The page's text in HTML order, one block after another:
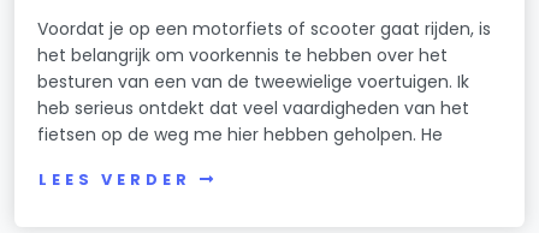
Voordat je op een motorfiets of scooter gaat rijden, is
het belangrijk om voorkennis te hebben over het
besturen van een van de tweewielige voertuigen. Ik
heb serieus ontdekt dat veel vaardigheden van het
fietsen op de weg me hier hebben geholpen. He
LEES VERDER